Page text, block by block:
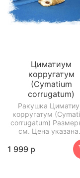
Циматиум
корругатум
(Cymatium
corrugatum)
Ракушка
корругатум
corrugatum)
см. Цена
1 999 р